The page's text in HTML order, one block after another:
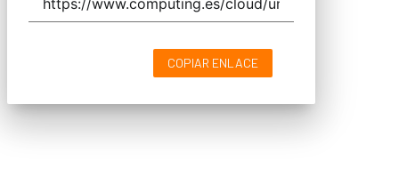
COPIAR ENLACE